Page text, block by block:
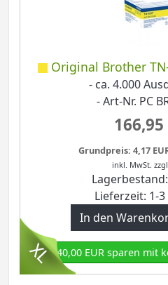
Original Brother
- ca. 4.000
- Art-Nr. PC
166,95
Grundpreis: 4,17
inkl. MwSt. zzgl.
Lagerbestand:
Lieferzeit: 1-
In den
140,00 EUR sparen mit